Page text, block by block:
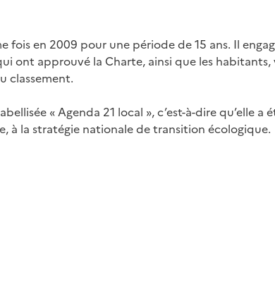
en 2009 pour une période de 15 ans. Il
approuvé la Charte, ainsi que les habitants,
classement.
« Agenda 21 local », c’est-à-dire qu’elle
à la stratégie nationale de transition écologique.